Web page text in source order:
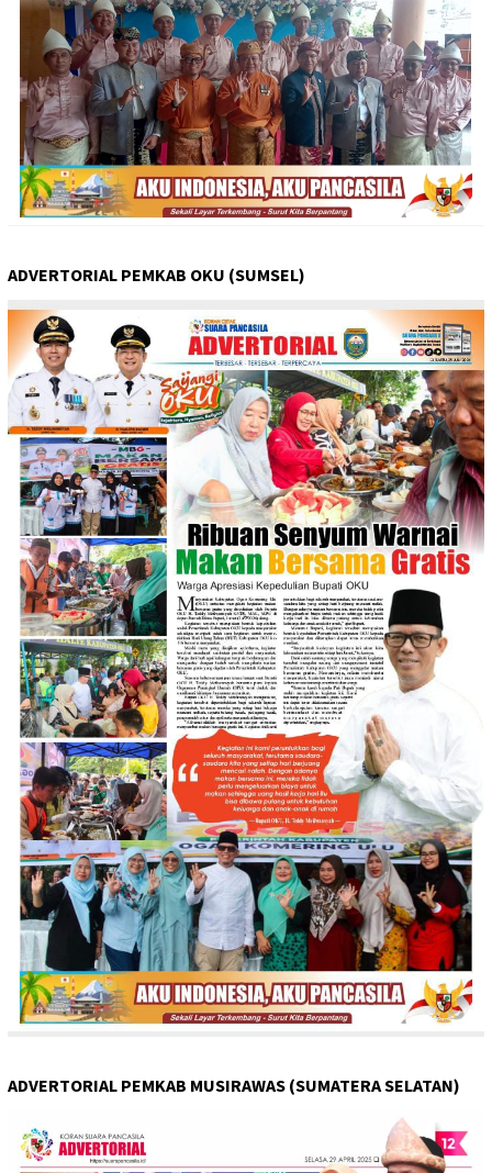
ADVERTORIAL PEMKAB OKU (SUMSEL)
ADVERTORIAL PEMKAB MUSIRAWAS (SUMATERA SELATAN)